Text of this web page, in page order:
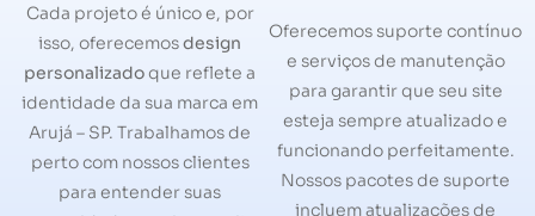
Cada projeto é único e, por
isso, oferecemosdesign
personalizadoque reflete a
identidade da sua marca em
Arujá – SP. Trabalhamos de
perto com nossos clientes
para entender suas
Oferecemos suporte contínuo
e serviços de manutenção
para garantir que seu site
esteja sempre atualizado e
funcionando perfeitamente.
Nossos pacotes de suporte
incluem atualizações de